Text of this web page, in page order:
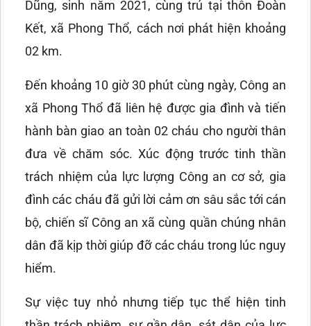
Dũng, sinh năm 2021, cùng trú tại thôn Đoàn
Kết, xã Phong Thổ, cách nơi phát hiện khoảng
02 km.
Đến khoảng 10 giờ 30 phút cùng ngày, Công an
xã Phong Thổ đã liên hệ được gia đình và tiến
hành bàn giao an toàn 02 cháu cho người thân
đưa về chăm sóc. Xúc động trước tinh thần
trách nhiệm của lực lượng Công an cơ sở, gia
đình các cháu đã gửi lời cảm ơn sâu sắc tới cán
bộ, chiến sĩ Công an xã cùng quần chúng nhân
dân đã kịp thời giúp đỡ các cháu trong lúc nguy
hiểm.
Sự việc tuy nhỏ nhưng tiếp tục thể hiện tinh